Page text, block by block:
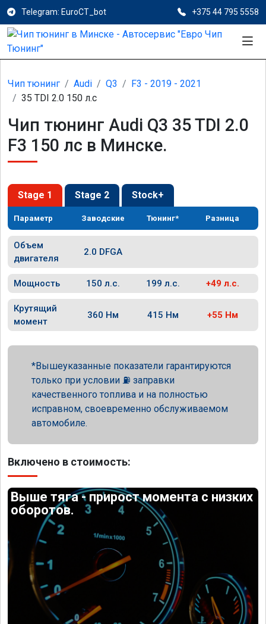
Telegram: EuroCT_bot +375 44 795 5558
Чип тюнинг Audi Q3
F3 - 2019 - 2021
35 TDI 2.0 150 л.с
Чип тюнинг Audi Q3 35 TDI 2.0
F3 150 лс в Минске.
Stage 1 Stage 2 Stock+
Параметр Заводские Тюнинг* Разница
Объем
двигателя
2.0 DFGA
Мощность 150 л.с. 199 л.с. +49 л.с.
Крутящий
момент
360 Нм 415 Нм +55 Нм
Вышеуказанные показатели гарантируются
только при условии ⛽ заправки
качественного топлива и на полностью
исправном, своевременно обслуживаемом
автомобиле.
Включено в стоимость:
Выше тяга - прирост момента с низких
оборотов.